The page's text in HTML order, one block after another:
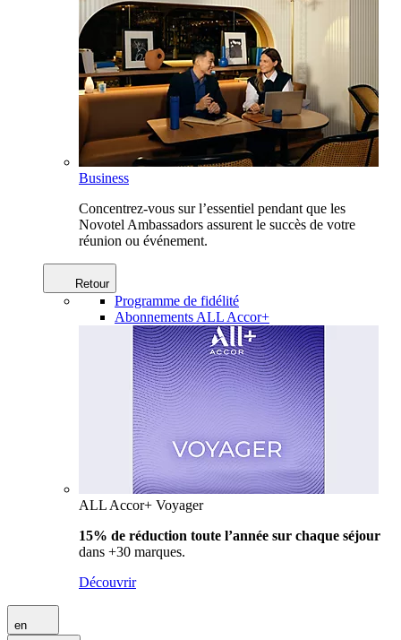
Business
Concentrez-vous sur l’essentiel pendant que les
Novotel Ambassadors assurent le succès de votre
réunion ou événement.
Retour
Programme de fidélité
Abonnements ALL Accor+
ALL Accor+ Voyager
15% de réduction toute l’année sur chaque séjour
dans +30 marques.
Découvrir
en